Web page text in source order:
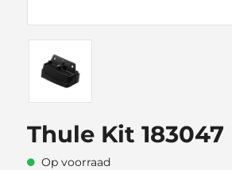
Thule Kit 183047
Op voorraad